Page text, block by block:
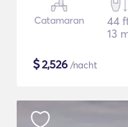
Catamaran
44
13
$2,526 /nacht